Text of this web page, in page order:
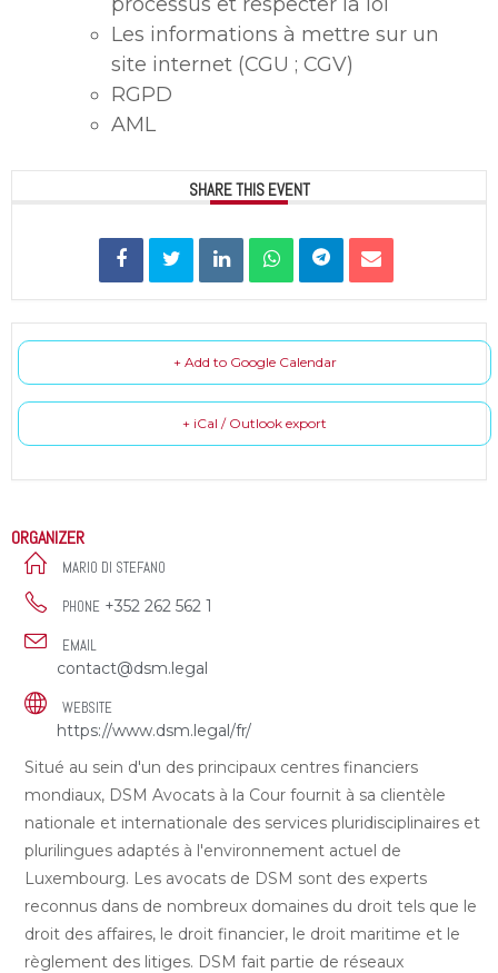
Les informations à mettre sur un
site internet (CGU ; CGV)
RGPD
AML
SHARE THIS EVENT
+ Add to Google Calendar
+ iCal / Outlook export
ORGANIZER
MARIO DI STEFANO
PHONE +352 262 562 1
EMAIL
contact@dsm.legal
WEBSITE
https://www.dsm.legal/fr/
Situé au sein d'un des principaux centres financiers
mondiaux, DSM Avocats à la Cour fournit à sa clientèle
nationale et internationale des services pluridisciplinaires et
plurilingues adaptés à l'environnement actuel de
Luxembourg. Les avocats de DSM sont des experts
reconnus dans de nombreux domaines du droit tels que le
droit des affaires, le droit financier, le droit maritime et le
règlement des litiges. DSM fait partie de réseaux